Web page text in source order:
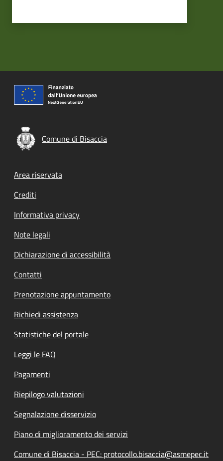
Comune di Bisaccia
Footer menu
Area riservata
Crediti
Informativa privacy
Note legali
Dichiarazione di accessibilità
Contatti
Prenotazione appuntamento
Richiedi assistenza
Statistiche del portale
Leggi le FAQ
Pagamenti
Riepilogo valutazioni
Segnalazione disservizio
Piano di miglioramento dei servizi
Comune di Bisaccia - PEC: protocollo.bisaccia@asmepec.it